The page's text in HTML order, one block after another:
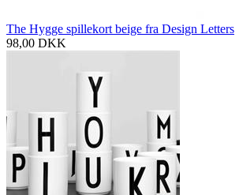
The Hygge spillekort beige fra Design Letters
98,00 DKK